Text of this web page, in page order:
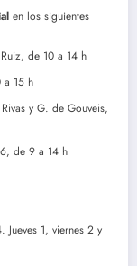
en los siguientes
de 10 a 14 h
a 15 h
y G. de Gouveis,
de 9 a 14 h
Jueves 1, viernes 2 y